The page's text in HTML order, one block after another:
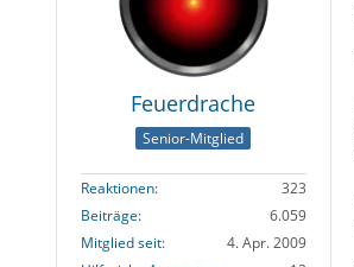
Feuerdrache
Senior-Mitglied
Reaktionen
323
Beiträge
6.059
Mitglied seit
4. Apr. 2009